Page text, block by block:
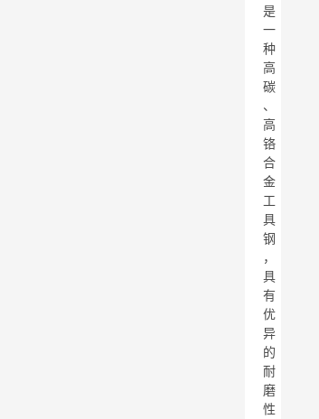
是
一
种
高
碳
、
高
铬
合
金
工
具
钢
，
具
有
优
异
的
耐
磨
性